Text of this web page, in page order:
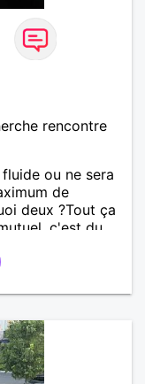
rencontre
ou ne sera
de
deux ?Tout ça
c'est du
au sérieux.
pour d'autres
vous plaît,
les
goûtons le